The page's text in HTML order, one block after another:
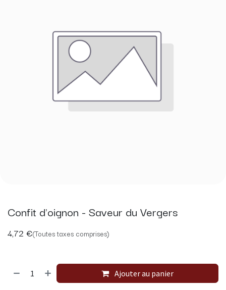
Confit d'oignon - Saveur du Vergers
4,72 €(Toutes taxes comprises)
Ajouter au panier